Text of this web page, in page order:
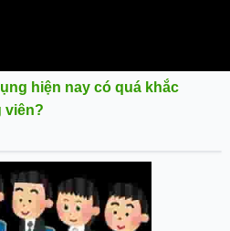
hiện nay có quá khắc
viên?